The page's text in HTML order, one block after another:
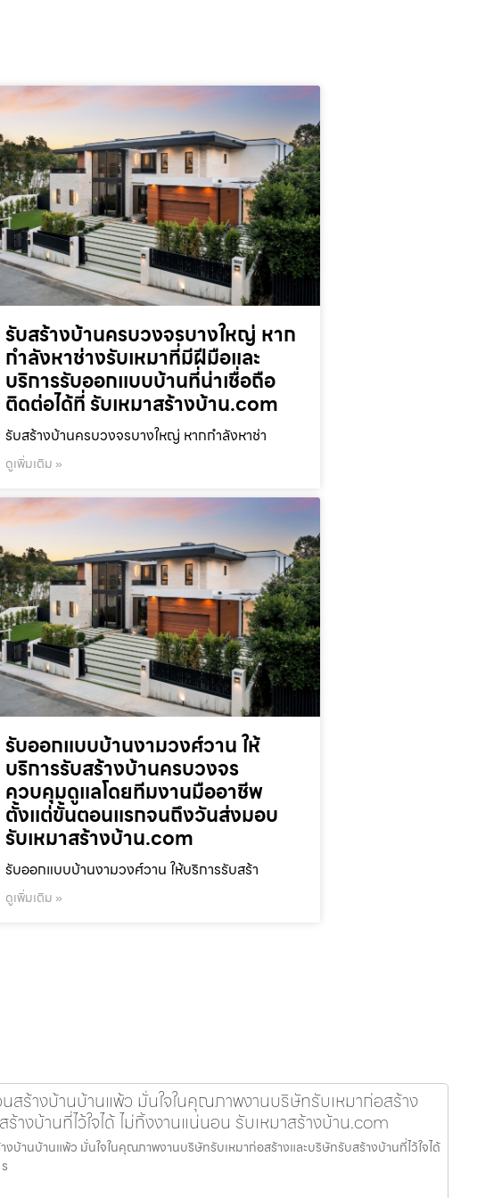
รับสร้างบ้านครบวงจรบางใหญ่ หาก
กำลังหาช่างรับเหมาที่มีฝีมือและ
บริการรับออกแบบบ้านที่น่าเชื่อถือ
ติดต่อได้ที่ รับเหมาสร้างบ้าน.com
รับสร้างบ้านครบวงจรบางใหญ่ หากกำลังหาช่า
ดูเพิ่มเติม »
รับออกแบบบ้านงามวงศ์วาน ให้
บริการรับสร้างบ้านครบวงจร
ควบคุมดูแลโดยทีมงานมืออาชีพ
ตั้งแต่ขั้นตอนแรกจนถึงวันส่งมอบ
รับเหมาสร้างบ้าน.com
รับออกแบบบ้านงามวงศ์วาน ให้บริการรับสร้า
ดูเพิ่มเติม »
สร้างบ้านบ้านแพ้ว มั่นใจในคุณภาพงานบริษัทรับเหมาก่อสร้าง
างบ้านที่ไว้ใจได้ ไม่ทิ้งงานแน่นอน รับเหมาสร้างบ้าน.com
บ้านบ้านแพ้ว มั่นใจในคุณภาพงานบริษัทรับเหมาก่อสร้างและบริษัทรับสร้างบ้านที่ไว้ใจได้